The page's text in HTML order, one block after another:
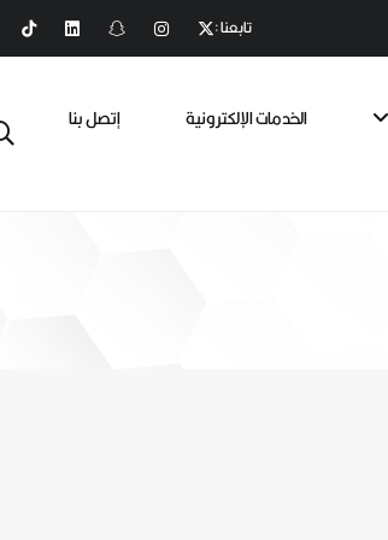
تابعنا :
الخدمات الإلكترونية
إتصل بنا